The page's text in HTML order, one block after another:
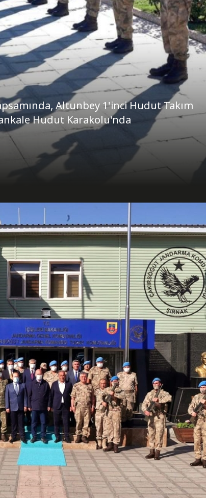
Altunbey 1'inci Hudut Takım
Hudut Karakolu'nda